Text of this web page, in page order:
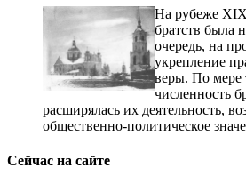
На рубеже
братств была
очередь, на
укрепление
веры. По мере
численность
расширялась их деятельность,
общественно-политическое
Сейчас на сайте